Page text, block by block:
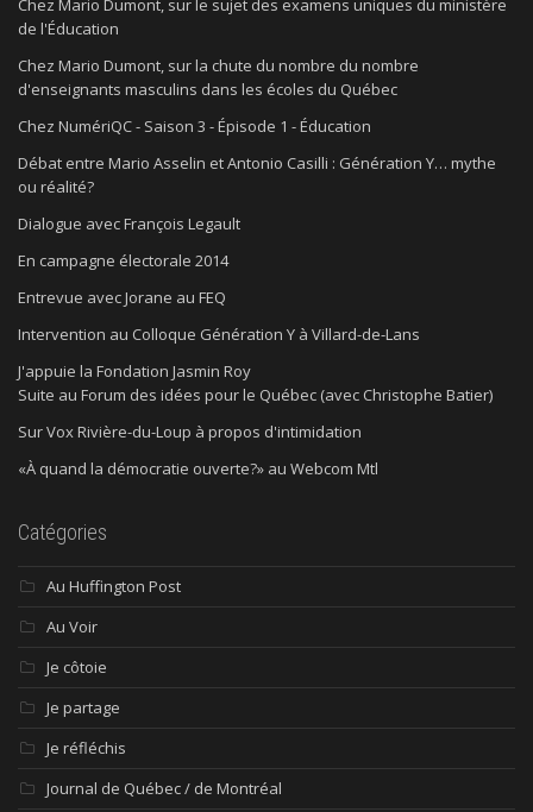
Chez Mario Dumont, sur le sujet des examens uniques du ministère
de l'Éducation
Chez Mario Dumont, sur la chute du nombre du nombre
d'enseignants masculins dans les écoles du Québec
Chez NumériQC - Saison 3 - Épisode 1 - Éducation
Débat entre Mario Asselin et Antonio Casilli : Génération Y… mythe
ou réalité?
Dialogue avec François Legault
En campagne électorale 2014
Entrevue avec Jorane au FEQ
Intervention au Colloque Génération Y à Villard-de-Lans
J'appuie la Fondation Jasmin Roy
Suite au Forum des idées pour le Québec (avec Christophe Batier)
Sur Vox Rivière-du-Loup à propos d'intimidation
«À quand la démocratie ouverte?» au Webcom Mtl
Catégories
Au Huffington Post
Au Voir
Je côtoie
Je partage
Je réfléchis
Journal de Québec / de Montréal